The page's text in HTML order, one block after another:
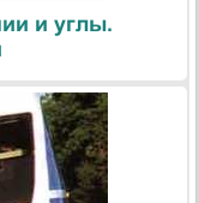
и углы.